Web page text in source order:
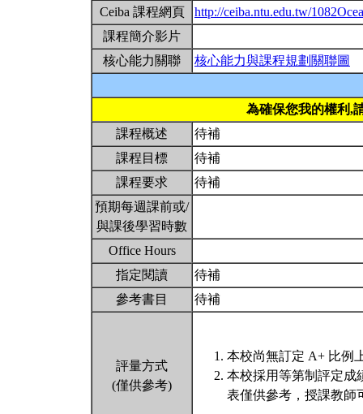
Ceiba 課程網頁
http://ceiba.ntu.edu.tw/
課程簡介影片
核心能力關聯
核心能力與課程規劃關聯圖
為確保您我的權利,
課程概述
待補
課程目標
待補
課程要求
待補
預期每週課前或/
與課後學習時數
Office Hours
指定閱讀
待補
參考書目
待補
評量方式
(僅供參考)
本校尚無訂定 A+ 比例
本校採用等第制評定成
表僅供參考，授課教師